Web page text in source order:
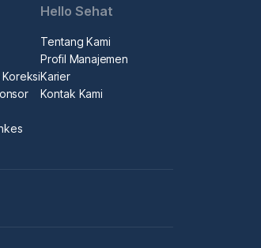
Hello Sehat
Tentang Kami
Profil Manajemen
Karier
Kontak Kami